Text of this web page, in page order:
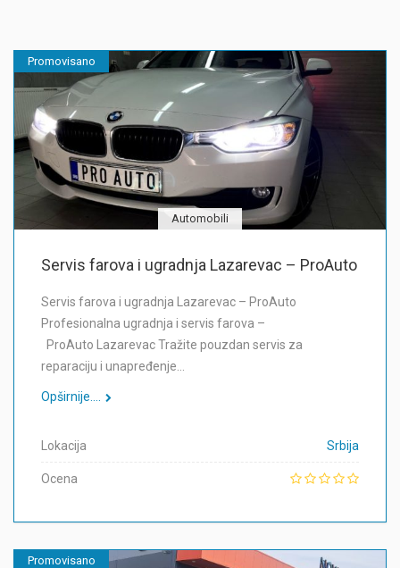
Promovisano
Automobili
Servis farova i ugradnja Lazarevac – ProAuto
Servis farova i ugradnja Lazarevac – ProAuto
Profesionalna ugradnja i servis farova –
ProAuto Lazarevac Tražite pouzdan servis za
reparaciju i unapređenje…
Opširnije....
Lokacija Srbija
Ocena
Promovisano